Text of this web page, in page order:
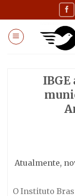
to
content
Atualmente,
O Instituto